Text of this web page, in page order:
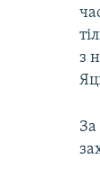
з
За